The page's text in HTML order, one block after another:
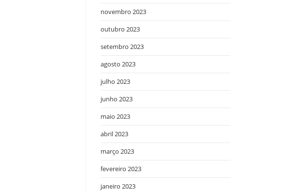
novembro 2023
outubro 2023
setembro 2023
agosto 2023
julho 2023
junho 2023
maio 2023
abril 2023
março 2023
fevereiro 2023
janeiro 2023